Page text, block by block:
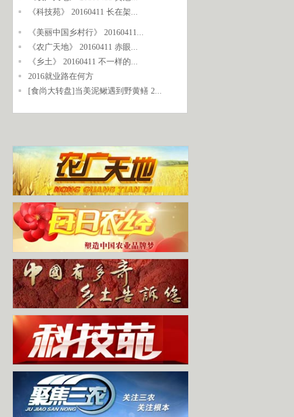
《科技苑》 20160411 长在架...
《美丽中国乡村行》 20160411...
《农广天地》 20160411 赤眼...
《乡土》 20160411 不一样的...
2016就业路在何方
[食尚大转盘]当美泥鳅遇到野黄鳝 2...